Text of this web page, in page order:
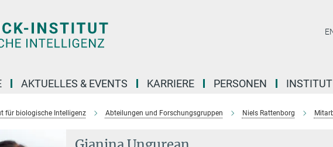
AKTUELLES & EVENTS KARRIERE PERSONEN INSTITUT
für biologische Intelligenz Abteilungen und Forschungsgruppen Niels Rattenborg